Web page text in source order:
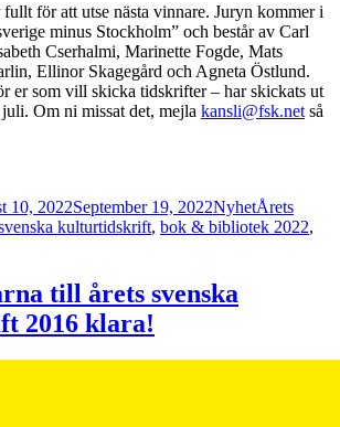
för att utse nästa vinnare. Juryn kommer i
minus Stockholm” och består av Carl
Cserhalmi, Marinette Fogde, Mats
Ellinor Skagegård och Agneta Östlund.
er som vill skicka tidskrifter – har skickats ut
Om ni missat det, mejla kansli@fsk.net så
10, 2022September 19, 2022NyhetÅrets
kulturtidskrift, bok & bibliotek 2022,
till årets svenska
2016 klara!